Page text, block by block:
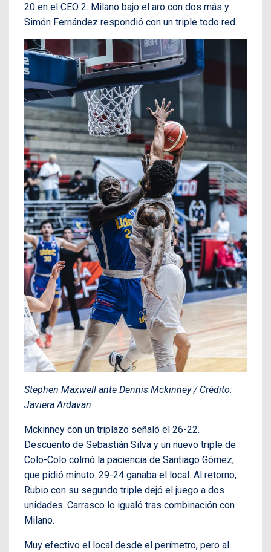
20 en el CEO 2. Milano bajo el aro con dos más y
Simón Fernández respondió con un triple todo red.
Stephen Maxwell ante Dennis Mckinney / Crédito:
Javiera Ardavan
Mckinney con un triplazo señaló el 26-22.
Descuento de Sebastián Silva y un nuevo triple de
Colo-Colo colmó la paciencia de Santiago Gómez,
que pidió minuto. 29-24 ganaba el local. Al retorno,
Rubio con su segundo triple dejó el juego a dos
unidades. Carrasco lo igualó tras combinación con
Milano.
Muy efectivo el local desde el perímetro, pero al